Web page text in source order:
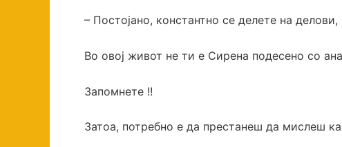
– Постојано, константно се делете на
Во овој живот не ти е Сирена подесено со
Запомнете !!
Затоа, потребно е да престанеш да мислеш